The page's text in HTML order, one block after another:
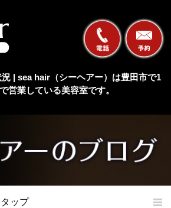
| sea hair（シーヘアー）は豊田市で1
営業している美容室です。
ップ